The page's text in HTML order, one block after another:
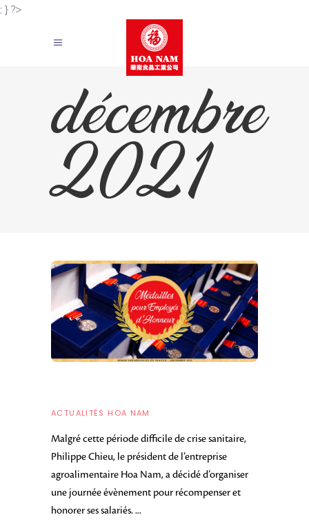
; } ?>
décembre
2021
ACTUALITÉS HOA NAM
Malgré cette période difficile de crise sanitaire,
Philippe Chieu, le président de l’entreprise
agroalimentaire Hoa Nam, a décidé d’organiser
une journée évènement pour récompenser et
honorer ses salariés.